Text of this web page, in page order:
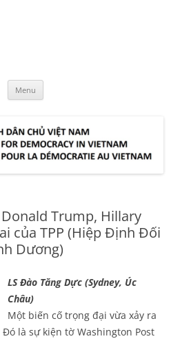
Menu
Trump, Hillary
của TPP (Hiệp Định Đối
Dương)
LS Đào Tăng Dực (Sydney, Úc
Châu)
Một biến cố trọng đại vừa xảy ra
là sự kiện tờ Washington Post